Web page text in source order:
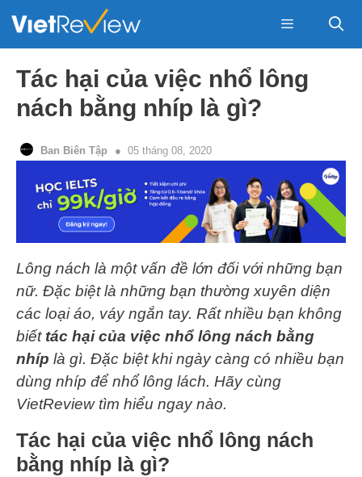
Menu
Tác hại của việc nhổ lông
nách bằng nhíp là gì?
Ban Biên Tập 05 tháng 08, 2020
Lông nách là một vấn đề lớn đối với những bạn
nữ. Đặc biệt là những bạn thường xuyên diện
các loại áo, váy ngắn tay. Rất nhiều bạn không
biết tác hại của việc nhổ lông nách bằng
nhíp là gì. Đặc biệt khi ngày càng có nhiều bạn
dùng nhíp để nhổ lông lách. Hãy cùng
VietReview tìm hiểu ngay nào.
Tác hại của việc nhổ lông nách
bằng nhíp là gì?